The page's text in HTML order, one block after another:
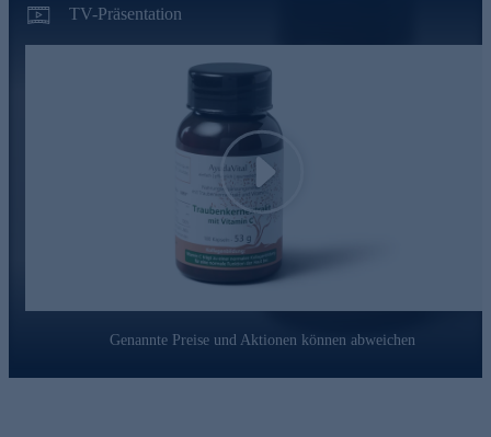
Pflanzenlehre für den Alltag nutzbar. Dem Team von
was Sie einnehmen. Deshalb folgt jedes Produkt dem Prinzip
der stringenten Einfachheit: Ein pflanzlicher Hauptinhaltsstoff,
Beitrag leistet, kommt nicht in die Kapsel.
Bestellen Sie gleich hier ganz bequem im Onlineshop.
TV-Präsentation
Play
Genannte Preise und Aktionen können abweichen